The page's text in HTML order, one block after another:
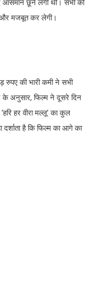
आसमान छूने लगी थीं। सभी को
और मजबूत कर लेगी।
की भारी कमी ने सभी
के अनुसार, फिल्म ने दूसरे दिन
हर वीरा मल्लू’ का कुल
है कि फिल्म का आगे का